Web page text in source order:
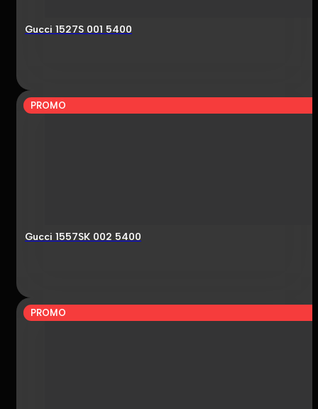
Gucci 1527S 001 5400
PROMO
Gucci 1557SK 002 5400
PROMO